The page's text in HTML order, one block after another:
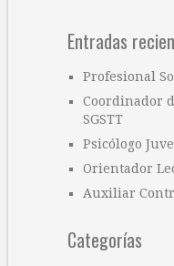
Entradas
Profesional
Coordinador
SGSTT
Psicólogo
Orientador
Auxiliar
Categorías